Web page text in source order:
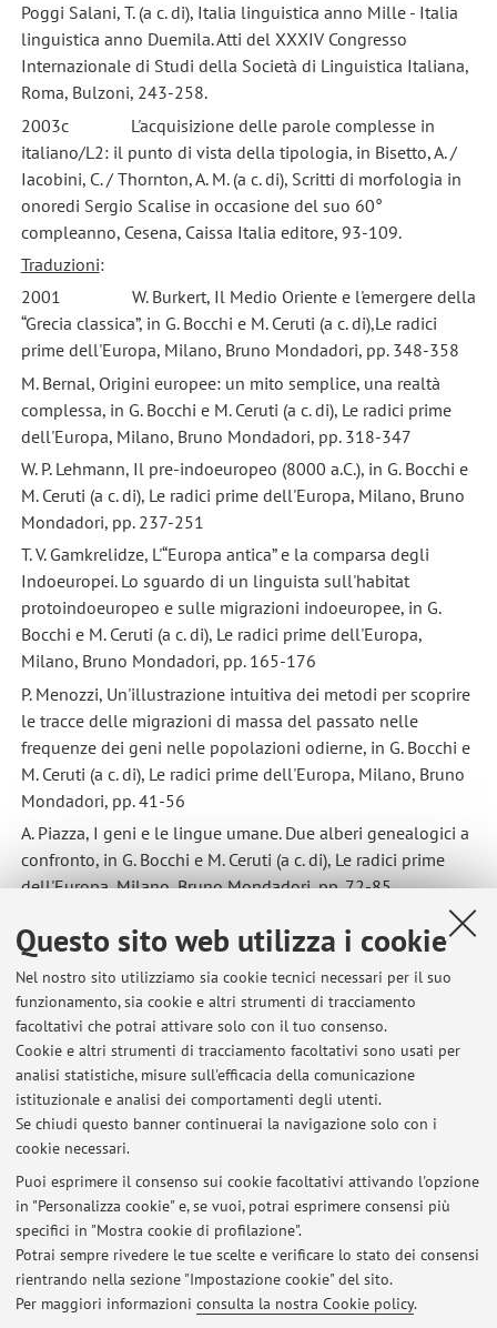
Questo sito web utilizza i cookie
Nel nostro sito utilizziamo sia cookie tecnici necessari per il suo
funzionamento, sia cookie e altri strumenti di tracciamento
facoltativi che potrai attivare solo con il tuo consenso.
Cookie e altri strumenti di tracciamento facoltativi sono usati per
analisi statistiche, misure sull'efficacia della comunicazione
istituzionale e analisi dei comportamenti degli utenti.
Se chiudi questo banner continuerai la navigazione solo con i
cookie necessari.
Puoi esprimere il consenso sui cookie facoltativi attivando l'opzione
in "Personalizza cookie" e, se vuoi, potrai esprimere consensi più
specifici in "Mostra cookie di profilazione".
Potrai sempre rivedere le tue scelte e verificare lo stato dei consensi
rientrando nella sezione "Impostazione cookie" del sito.
Per maggiori informazioni consulta la nostra Cookie policy.
Poggi Salani, T. (a c. di), Italia linguistica anno Mille - Italia
linguistica anno Duemila. Atti del XXXIV Congresso
Internazionale di Studi della Società di Linguistica Italiana,
Roma, Bulzoni, 243-258.
2003c L'acquisizione delle parole complesse in
italiano/L2: il punto di vista della tipologia, in Bisetto, A. /
Iacobini, C. / Thornton, A. M. (a c. di), Scritti di morfologia in
onoredi Sergio Scalise in occasione del suo 60°
compleanno, Cesena, Caissa Italia editore, 93-109.
Traduzioni:
2001 W. Burkert, Il Medio Oriente e l'emergere della
“Grecia classica”, in G. Bocchi e M. Ceruti (a c. di),Le radici
prime dell'Europa, Milano, Bruno Mondadori, pp. 348-358
M. Bernal, Origini europee: un mito semplice, una realtà
complessa, in G. Bocchi e M. Ceruti (a c. di), Le radici prime
dell'Europa, Milano, Bruno Mondadori, pp. 318-347
W. P. Lehmann, Il pre-indoeuropeo (8000 a.C.), in G. Bocchi e
M. Ceruti (a c. di), Le radici prime dell'Europa, Milano, Bruno
Mondadori, pp. 237-251
T. V. Gamkrelidze, L'“Europa antica” e la comparsa degli
Indoeuropei. Lo sguardo di un linguista sull'habitat
protoindoeuropeo e sulle migrazioni indoeuropee, in G.
Bocchi e M. Ceruti (a c. di), Le radici prime dell'Europa,
Milano, Bruno Mondadori, pp. 165-176
P. Menozzi, Un'illustrazione intuitiva dei metodi per scoprire
le tracce delle migrazioni di massa del passato nelle
frequenze dei geni nelle popolazioni odierne, in G. Bocchi e
M. Ceruti (a c. di), Le radici prime dell'Europa, Milano, Bruno
Mondadori, pp. 41-56
A. Piazza, I geni e le lingue umane. Due alberi genealogici a
confronto, in G. Bocchi e M. Ceruti (a c. di), Le radici prime
dell'Europa, Milano, Bruno Mondadori, pp. 72-85
Ultimi avvisi
Cambiamento di corso (da A-M a N-Z e viceversa) per Linguistica
Generale
Pubblicato il: 20 settembre 2023
Calendario appelli e richiesta esami fuori appello
Pubblicato il: 06 giugno 2019
Mail a cui non rispondo
Pubblicato il: 05 gennaio 2012